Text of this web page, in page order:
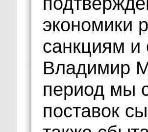
экономики
санкциям и
Владимир
период мы
поставок